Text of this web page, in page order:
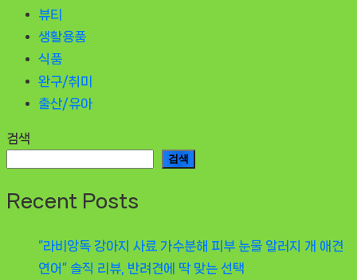
뷰티
생활용품
식품
완구/취미
출산/유아
검색
검색
Recent Posts
“라비앙독 강아지 사료 가수분해 피부 눈물 알러지 개 애견
연어” 솔직 리뷰, 반려견에 딱 맞는 선택